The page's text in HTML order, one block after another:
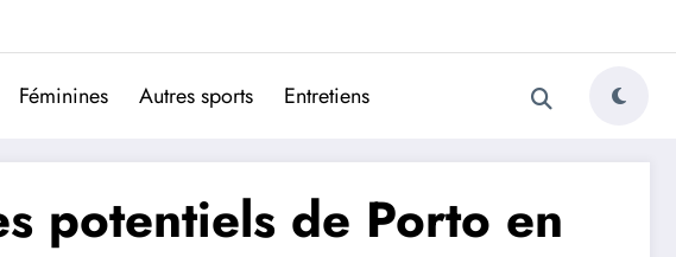
football portugais
Féminines Autres sports Entretiens
potentiels de Porto en